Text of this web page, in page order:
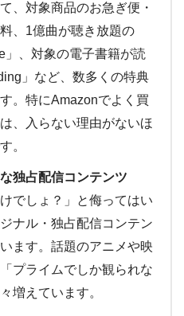
、対象商品のお急ぎ便・
、1億曲が聴き放題の
」、対象の電子書籍が読
」など、数多くの特典
。特にAmazonでよく買
、入らない理由がないほ
。
独占配信コンテンツ
でしょ？」と侮ってはい
ナル・独占配信コンテン
ます。話題のアニメや映
プライムでしか観られな
増えています。